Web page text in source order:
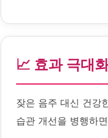
📈 효과 극대
잦은 음주 대신 건강
습관 개선을 병행하